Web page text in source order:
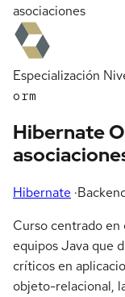
asociaciones
Especialización
orm
Hibernate
Hibernate ·
Curso centrado
equipos Java que
críticos en
objeto-relacional,